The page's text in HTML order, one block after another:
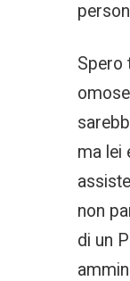
Spero
ma lei
non
di un